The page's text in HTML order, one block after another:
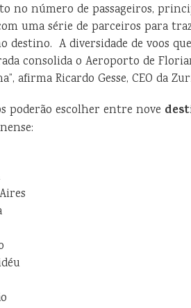
no número de passageiros,
uma série de parceiros para
destino. A diversidade de voos
consolida o Aeroporto de
afirma Ricardo Gesse, CEO da
poderão escolher entre nove